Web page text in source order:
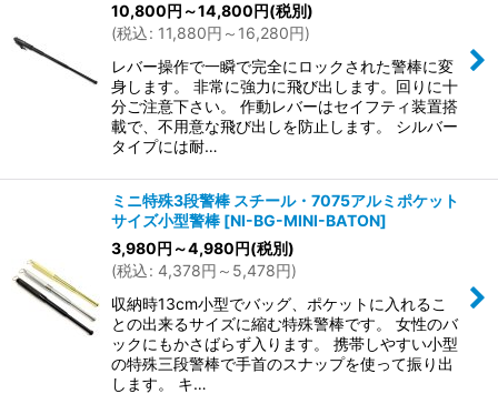
10,800円 ～14,800円(税別)
(税込: 11,880円 ～16,280円)
レバー操作で一瞬で完全にロックされた警棒に変
身します。 非常に強力に飛び出します。回りに十
分ご注意下さい。 作動レバーはセイフティ装置搭
載で、不用意な飛び出しを防止します。 シルバー
タイプには耐…
ミニ特殊3段警棒 スチール・7075アルミポケット
サイズ小型警棒 [NI-BG-MINI-BATON]
3,980円 ～4,980円(税別)
(税込: 4,378円 ～5,478円)
収納時13cm小型でバッグ、ポケットに入れるこ
との出来るサイズに縮む特殊警棒です。 女性のバ
ックにもかさばらず入ります。 携帯しやすい小型
の特殊三段警棒で手首のスナップを使って振り出
します。 キ…